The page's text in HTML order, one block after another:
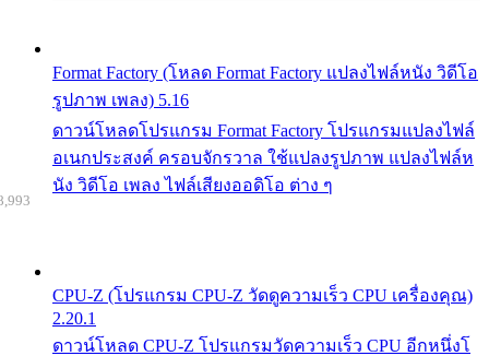
Format Factory (โหลด Format Factory แปลงไฟล์หนัง วิดีโอ
รูปภาพ เพลง) 5.16
ดาวน์โหลดโปรแกรม Format Factory โปรแกรมแปลงไฟล์
อเนกประสงค์ ครอบจักรวาล ใช้แปลงรูปภาพ แปลงไฟล์ห
นัง วิดีโอ เพลง ไฟล์เสียงออดิโอ ต่าง ๆ
CPU-Z (โปรแกรม CPU-Z วัดดูความเร็ว CPU เครื่องคุณ)
2.20.1
ดาวน์โหลด CPU-Z โปรแกรมวัดความเร็ว CPU อีกหนึ่งโ